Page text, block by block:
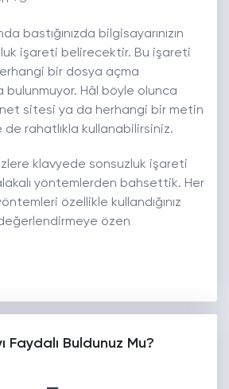
bastığınızda bilgisayarınızın
işareti belirecektir. Bu işareti
bir dosya açma
bulunmuyor. Hâl böyle olunca
sitesi ya da herhangi bir metin
rahatlıkla kullanabilirsiniz.
klavyede sonsuzluk işareti
yöntemlerden bahsettik. Her
özellikle kullandığınız
özen
Faydalı Buldunuz Mu?